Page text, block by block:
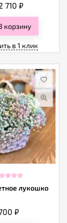
710 ₽
корзину
в 1 клик
лукошко
₽